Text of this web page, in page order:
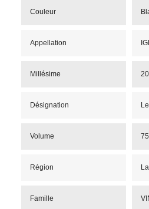
Couleur
Appellation
Millésime
Désignation
Volume
Région
Famille